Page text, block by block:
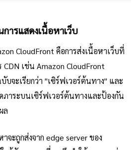
ารแสดงเนื้อหาเว็บ
CloudFront คือการส่งเนื้อหาเว็บที่
CDN เช่น Amazon CloudFront
บจะเรียกว่า "เซิร์ฟเวอร์ต้นทาง" และ
ภาระบนเซิร์ฟเวอร์ต้นทางและป้องกัน
ล
จะถูกส่งจาก edge server ของ